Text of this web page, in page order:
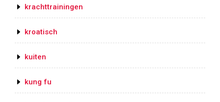
krachttrainingen
kroatisch
kuiten
kung fu